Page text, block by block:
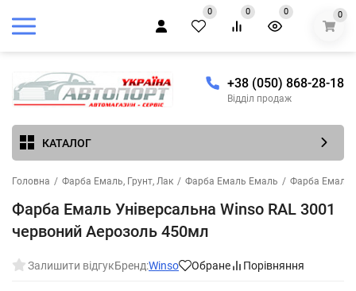
0 0 0 0
+38 (050) 868-28-18
Відділ продаж
КАТАЛОГ
Головна / Фарба Емаль, Грунт, Лак / Фарба Емаль Емаль / Фарба Емаль
Фарба Емаль Універсальна Winso RAL 3001
червоний Аерозоль 450мл
Залишити відгукБренд:Winso Обране Порівняння